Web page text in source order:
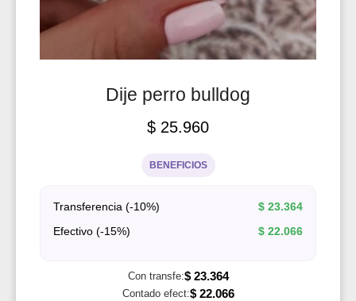
Dije perro bulldog
$ 25.960
BENEFICIOS
Transferencia (-10%) $ 23.364
Efectivo (-15%)
$ 22.066
Con transfe:$23.364
Contado efect:$22.066